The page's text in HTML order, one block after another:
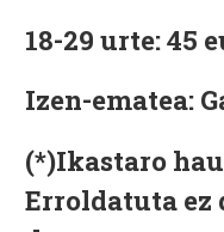
18-29 urte:45
Izen-ematea:
(*)Ikastaro
Erroldatuta ez